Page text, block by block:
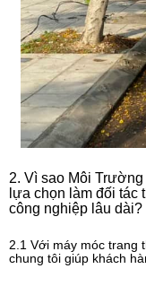
2. Vì sao Môi
lựa chọn làm đối
công nghiệp lâu dài?
2.1 Với máy móc trang
chung tôi giúp khách